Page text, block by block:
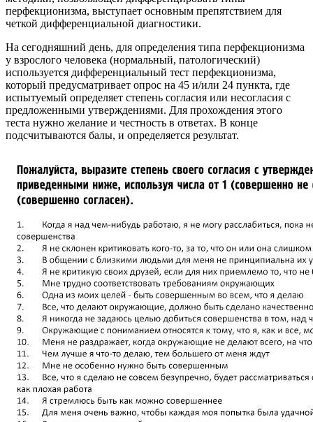
перфекционизма, выступает основным препятствием для
четкой дифференциальной диагностики.
На сегодняшний день, для определения типа перфекционизма
у взрослого человека (нормальный, патологический)
используется дифференциальный тест перфекционизма,
который предусматривает опрос на 45 и/или 24 пункта, где
испытуемый определяет степень согласия или несогласия с
предложенными утверждениями. Для прохождения этого
теста нужно желание и честность в ответах. В конце
подсчитываются балы, и определяется результат.